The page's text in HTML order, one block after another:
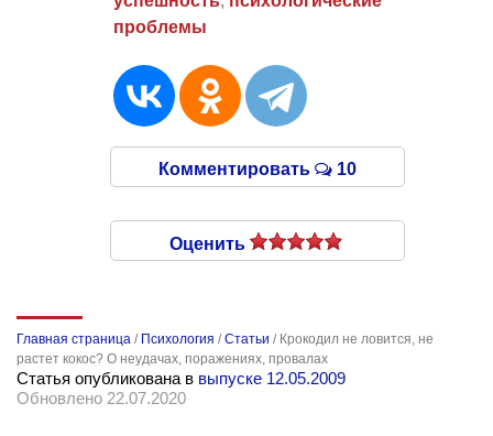
проблемы
Комментировать 10
Оценить
Главная страница / Психология /Статьи / Крокодил не ловится, не
растет кокос? О неудачах, поражениях, провалах
Статья опубликована в выпуске 12.05.2009
Обновлено 22.07.2020